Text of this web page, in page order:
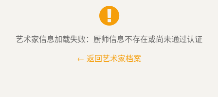
艺术家信息加载失败：厨师信息不存在或尚未通过认证
← 返回艺术家档案